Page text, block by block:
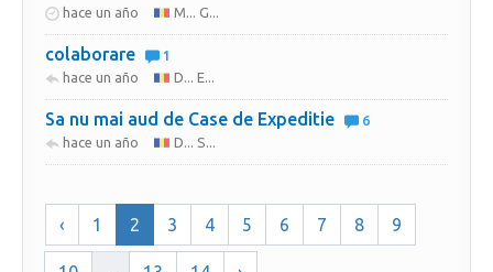
hace un año M... G...
colaborare
1
hace un año
D... E...
Sa nu mai aud de Case de Expeditie
6
hace un año
D... S...
‹ 1 2 3 4 5 6 7 8 9